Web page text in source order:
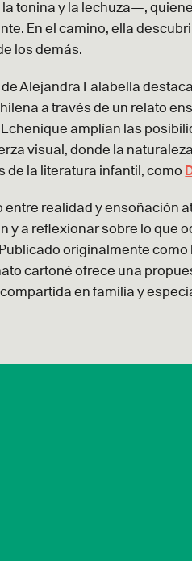
la tonina y la lechuza—,
En el camino, ella
los demás.
de Alejandra Falabella
a través de un relato
Echenique amplían las
visual, donde la
de la literatura infantil, como
entre realidad y ensoñación
y a reflexionar sobre lo que
originalmente como
cartoné ofrece una
compartida en familia y